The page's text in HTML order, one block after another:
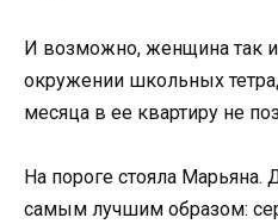
И возможно, женщина так
окружении школьных
месяца в ее квартиру не
На пороге стояла
самым лучшим образом: